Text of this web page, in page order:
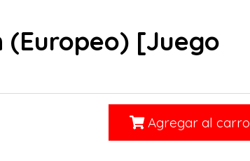
(Europeo) [Juego
Agregar al carro